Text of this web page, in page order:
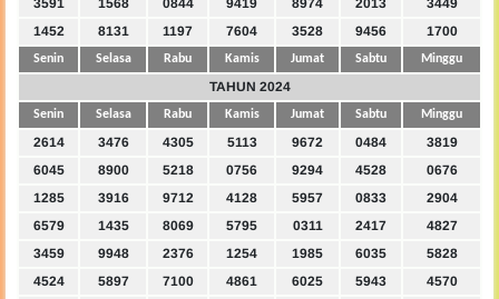
3591
1568 0844 9419 8974 2013
3449
1452
8131 1197 7604 3528 9456 1700
Senin Selasa Rabu Kamis Jumat Sabtu Minggu
TAHUN 2024
Senin Selasa Rabu Kamis Jumat Sabtu Minggu
2614 3476 4305 5113 9672 0484
3819
6045
8900 5218 0756 9294 4528
0676
1285
3916 9712 4128 5957 0833
2904
6579
1435 8069 5795 0311 2417
4827
3459
9948 2376 1254 1985 6035
5828
4524
5897 7100 4861 6025 5943
4570